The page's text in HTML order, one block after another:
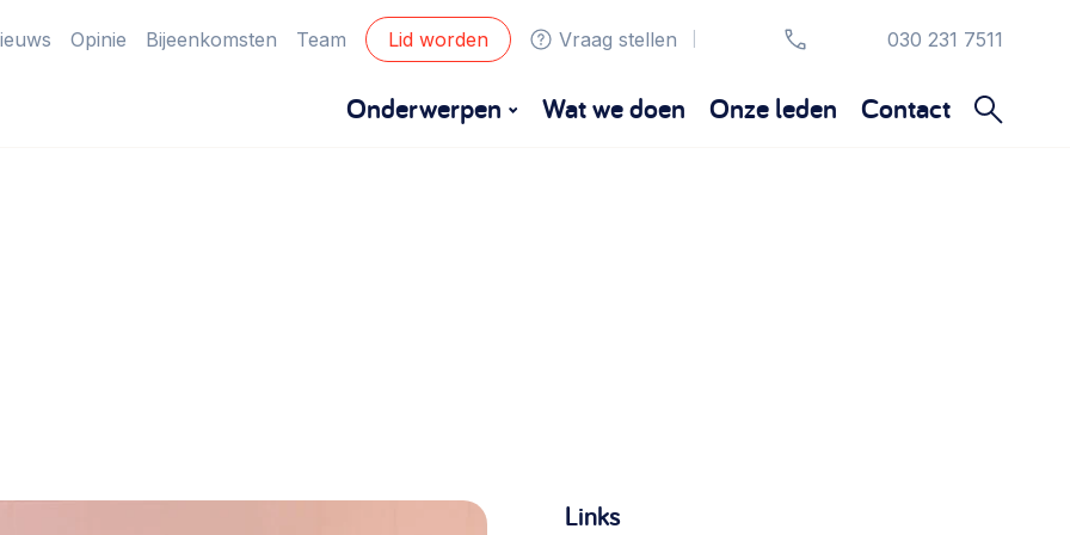
Opinie Bijeenkomsten Team Lid worden Vraag stellen 030 231 7511
Onderwerpen
Wijkaanpak
Wat we doen Onze leden Contact
Links